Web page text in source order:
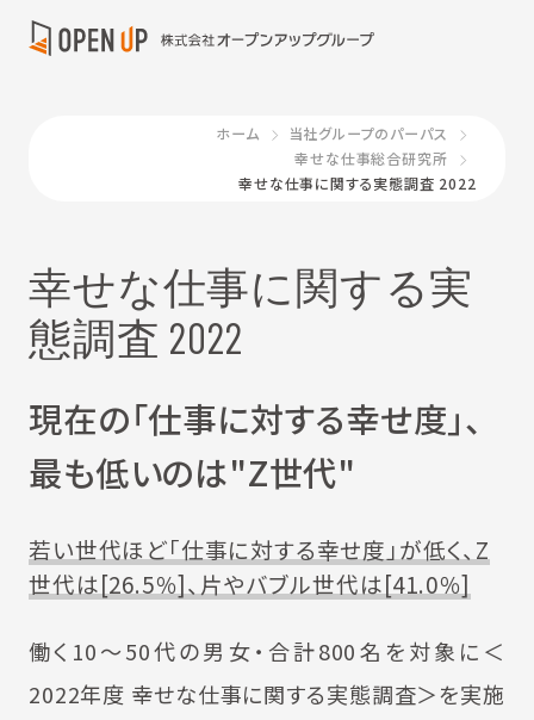
ホーム
当社グループのパーパス
幸せな仕事総合研究所
幸せな仕事に関する実態調査 2022
幸せな仕事に関する実
態調査 2022
現在の「仕事に対する幸せ度」、
最も低いのは"Z世代"
若い世代ほど「仕事に対する幸せ度」が低く、Z
世代は[26.5％]、片やバブル世代は[41.0％]
働く10～50代の男女・合計800名を対象に＜
2022年度 幸せな仕事に関する実態調査＞を実施